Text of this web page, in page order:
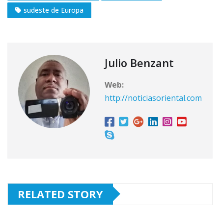
sudeste de Europa
Julio Benzant
Web:
http://noticiasoriental.com
RELATED STORY